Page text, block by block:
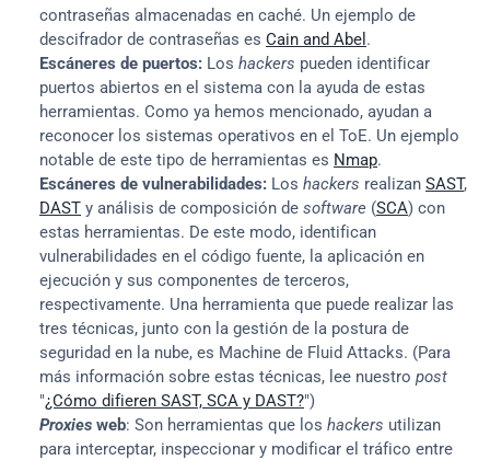
contraseñas almacenadas en caché. Un ejemplo de
descifrador de contraseñas es Cain and Abel .
Escáneres de puertos: Los hackers pueden identificar
puertos abiertos en el sistema con la ayuda de estas
herramientas. Como ya hemos mencionado, ayudan a
reconocer los sistemas operativos en el ToE. Un ejemplo
notable de este tipo de herramientas es Nmap.
Escáneres de vulnerabilidades: Los hackers realizan SAST
DAST y análisis de composición de software (SCA) con
estas herramientas. De este modo, identifican
vulnerabilidades en el código fuente, la aplicación en
ejecución y sus componentes de terceros,
respectivamente. Una herramienta que puede realizar las
tres técnicas, junto con la gestión de la postura de
seguridad en la nube, es Machine de Fluid Attacks. (Para
más información sobre estas técnicas, lee nuestro post
"¿Cómo difieren SAST, SCA y DAST?")
Proxies web: Son herramientas que los hackers utilizan
para interceptar, inspeccionar y modificar el tráfico entre